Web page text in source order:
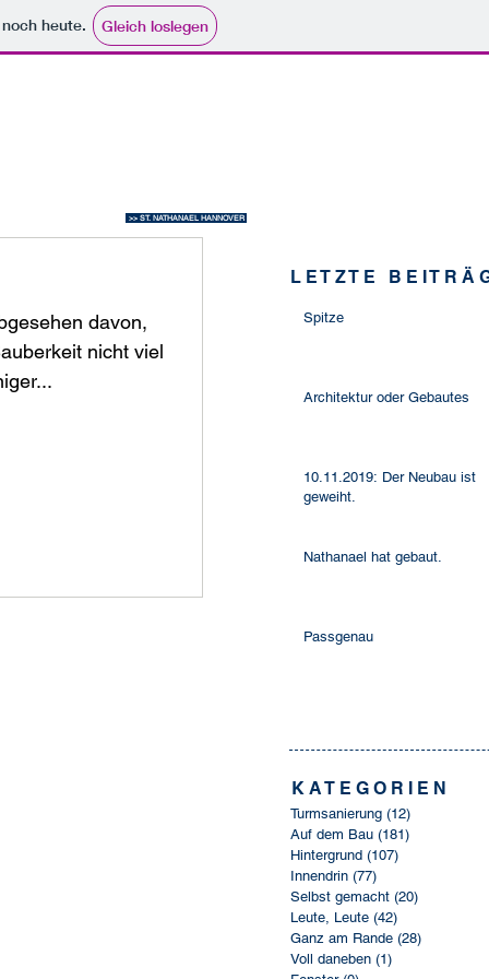
heute. Gleich loslegen
>> ST. NATHANAEL HANNOVER
davon,
nicht viel
L E T Z T E B E I T R Ä
Spitze
Architektur oder Gebautes
10.11.2019: Der Neubau ist
geweiht.
Nathanael hat gebaut.
Passgenau
K A T E G O R I E N
Turmsanierung (12)
Auf dem Bau (181)
Hintergrund (107)
Innendrin (77)
Selbst gemacht (20)
Leute, Leute (42)
Ganz am Rande (28)
Voll daneben (1)